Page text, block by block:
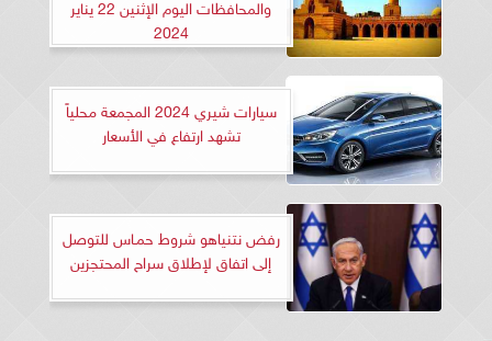
والمحافظات اليوم الإثنين 22 يناير
2024
سيارات شيري 2024 المجمعة محلياً
تشهد ارتفاع في الأسعار
رفض نتنياهو شروط حمـاس للتوصل
إلى اتفاق لإطلاق سراح المحتجزين